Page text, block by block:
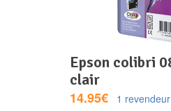
epson colibri 08 cyan
clair
14.95€
1 revendeur